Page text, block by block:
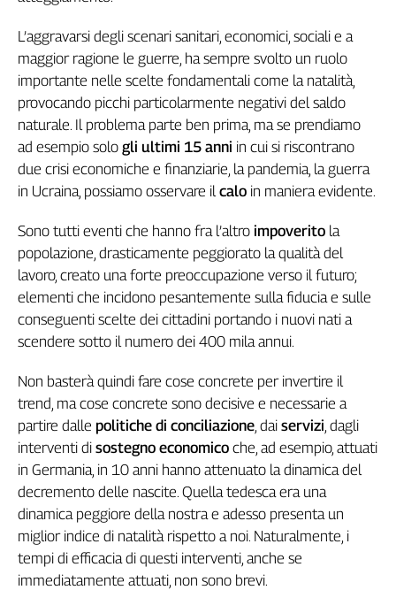
L’aggravarsi degli scenari sanitari, economici, sociali e a
maggior ragione le guerre, ha sempre svolto un ruolo
importante nelle scelte fondamentali come la natalità,
provocando picchi particolarmente negativi del saldo
naturale. Il problema parte ben prima, ma se prendiamo
ad esempio solo gli ultimi 15 anni in cui si riscontrano
due crisi economiche e finanziarie, la pandemia, la guerra
in Ucraina, possiamo osservare il calo in maniera evidente.
Sono tutti eventi che hanno fra l’altro impoverito la
popolazione, drasticamente peggiorato la qualità del
lavoro, creato una forte preoccupazione verso il futuro;
elementi che incidono pesantemente sulla fiducia e sulle
conseguenti scelte dei cittadini portando i nuovi nati a
scendere sotto il numero dei 400 mila annui.
Non basterà quindi fare cose concrete per invertire il
trend, ma cose concrete sono decisive e necessarie a
partire dalle politiche di conciliazione , dai servizi , dagli
interventi di sostegno economico che, ad esempio, attuati
in Germania, in 10 anni hanno attenuato la dinamica del
decremento delle nascite. Quella tedesca era una
dinamica peggiore della nostra e adesso presenta un
miglior indice di natalità rispetto a noi. Naturalmente, i
tempi di efficacia di questi interventi, anche se
immediatamente attuati, non sono brevi.